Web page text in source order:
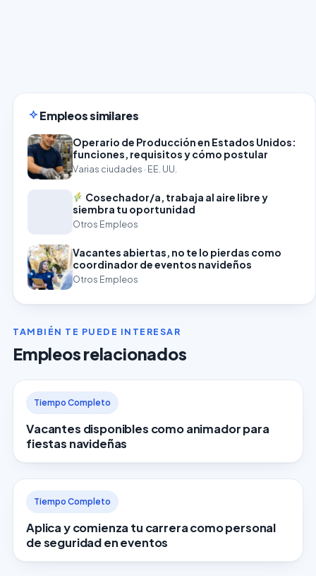
Empleos similares
Operario de Producción en Estados Unidos:
funciones, requisitos y cómo postular
Varias ciudades · EE. UU.
Cosechador/a, trabaja al aire libre y
siembra tu oportunidad
Otros Empleos
Vacantes abiertas, no te lo pierdas como
coordinador de eventos navideños
Otros Empleos
TAMBIÉN TE PUEDE INTERESAR
Empleos relacionados
Tiempo Completo
Vacantes disponibles como animador para
fiestas navideñas
Tiempo Completo
Aplica y comienza tu carrera como personal
de seguridad en eventos